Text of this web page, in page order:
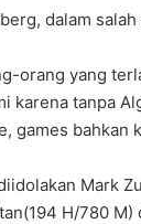
dalam
orang yang
karena tanpa
games bahkan
Mark
H/780